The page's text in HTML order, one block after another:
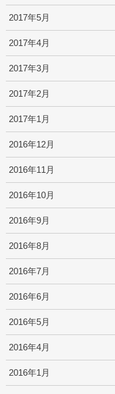
2017年5月
2017年4月
2017年3月
2017年2月
2017年1月
2016年12月
2016年11月
2016年10月
2016年9月
2016年8月
2016年7月
2016年6月
2016年5月
2016年4月
2016年1月